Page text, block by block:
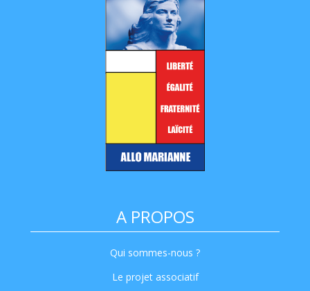
A PROPOS
Qui sommes-nous ?
Le projet associatif